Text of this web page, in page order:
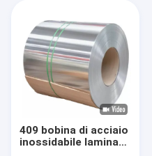
409 bobina di acciaio
inossidabile laminata